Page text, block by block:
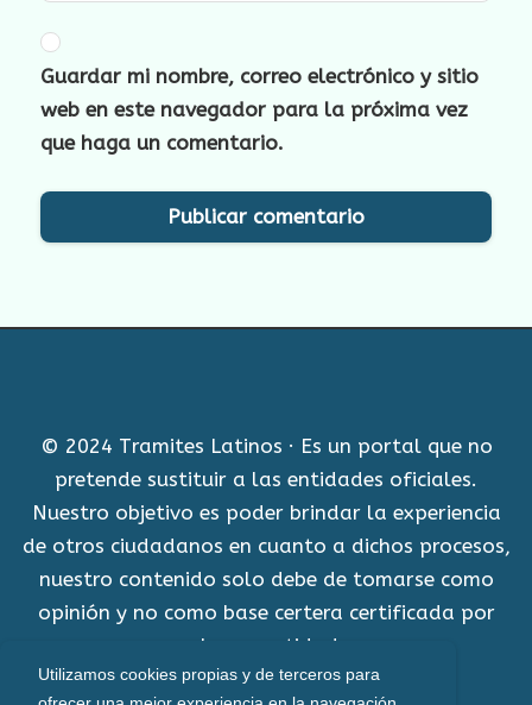
Guardar mi nombre, correo electrónico y sitio
web en este navegador para la próxima vez
que haga un comentario.
© 2024 Tramites Latinos · Es un portal que no
pretende sustituir a las entidades oficiales.
Nuestro objetivo es poder brindar la experiencia
de otros ciudadanos en cuanto a dichos procesos,
nuestro contenido solo debe de tomarse como
opinión y no como base certera certificada por
alguna entidad.
Aviso Legal
Utilizamos cookies propias y de terceros para